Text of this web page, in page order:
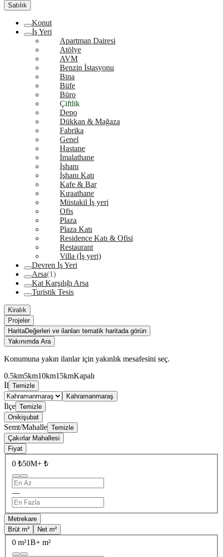
Satılık
Konut
İş Yeri
Apartman Dairesi
Atölye
AVM
Benzin İstasyonu
Bina
Büfe
Büro
Çiftlik
Depo
Dükkan & Mağaza
Fabrika
Genel
Hastane
İmalathane
İşhanı
İşhanı Katı
Kafe & Bar
Kıraathane
Müstakil İş yeri
Ofis
Plaza
Plaza Katı
Residence Katı & Ofisi
Restaurant
Villa (İş yeri)
Devren İş Yeri
Arsa(1)
Kat Karşılığı Arsa
Turistik Tesis
Kiralık
Projeler
HaritaDeğerleri ve ilanları tematik haritada görün
Yakınımda Ara
Konumuna yakın ilanlar için yakınlık mesafesini seç.
0.5km5km10km15kmKapalı
İl Temizle
Kahramanmaraş
İlçe Temizle
Onikişubat
Semt/Mahalle Temizle
Çakırlar Mahallesi
Fiyat
0 ₺50M+ ₺
—
Metrekare
Brüt m²
Net m²
0 m²1B+ m²